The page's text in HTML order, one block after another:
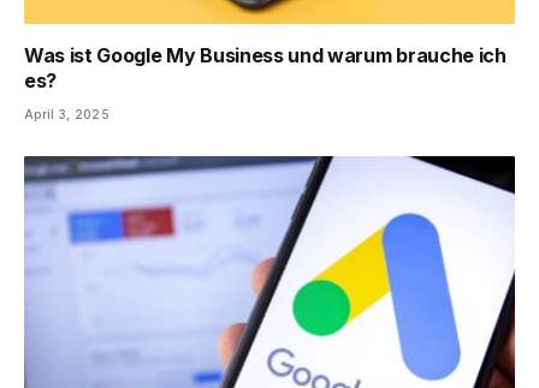
Was ist Google My Business und warum brauche ich
es?
April 3, 2025